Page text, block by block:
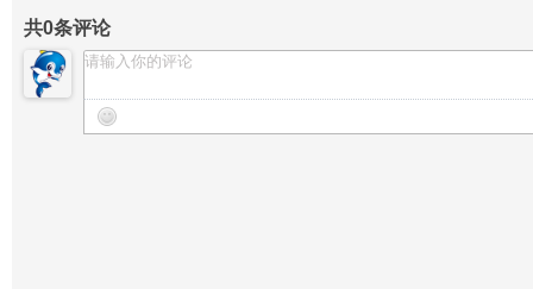
【晚会片花】 霸道
【晚会广播】月儿
【晚会联络】喜欢就好
共0条评论